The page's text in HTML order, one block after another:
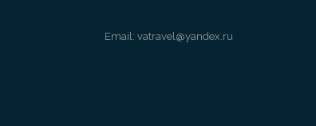
Email: vatravel@yandex.ru